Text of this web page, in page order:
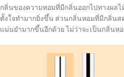
กลิ่นของความหอมที่มีกลิ่นออกไปทางผล
ตั้งใจทำมากยิ่งขึ้น ส่วนกลิ่นหอมที่มีกลิ่น
แม่นยำมากขึ้นอีกด้วย ไม่ว่าจะเป็นกลิ่นห